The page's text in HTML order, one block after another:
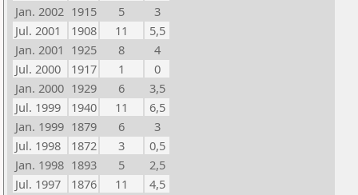
Jan. 2002 1915 5
3
Jul. 2001
1908 11
5,5
Jan. 2001 1925 8
4
Jul. 2000
1917 1
0
Jan. 2000 1929 6
3,5
Jul. 1999
1940 11
6,5
Jan. 1999 1879 6
3
Jul. 1998
1872 3
0,5
Jan. 1998 1893 5
2,5
Jul. 1997
1876 11
4,5